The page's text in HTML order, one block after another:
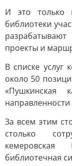
И это только
библиотеки
проекты и
В списке услуг
около 50
За всем этим
столько
кемеровская
библиотечная